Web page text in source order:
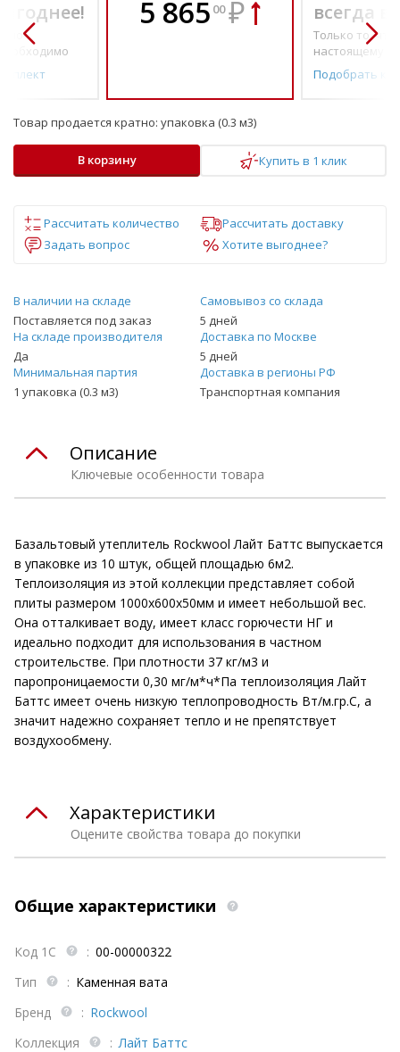
по-
5 865 00 ₽
всегда
Только то, что
настоящему
Подобрать
Товар продается кратно: упаковка (0.3 м3)
В корзину Купить в 1 клик
Рассчитать количество
Рассчитать доставку
Задать вопрос
Хотите выгоднее?
В наличии на складе
Поставляется под заказ
Самовывоз со склада
5 дней
На складе производителя
Да
Доставка по Москве
5 дней
Минимальная партия
1 упаковка (0.3 м3)
Доставка в регионы РФ
Транспортная компания
Ключевые особенности товара
Описание
Базальтовый утеплитель Rockwool Лайт Баттс выпускается
в упаковке из 10 штук, общей площадью 6м2.
Теплоизоляция из этой коллекции представляет собой
плиты размером 1000х600х50мм и имеет небольшой вес.
Она отталкивает воду, имеет класс горючести НГ и
идеально подходит для использования в частном
строительстве. При плотности 37 кг/м3 и
паропроницаемости 0,30 мг/м*ч*Па теплоизоляция Лайт
Баттс имеет очень низкую теплопроводность Вт/м.гр.С, а
значит надежно сохраняет тепло и не препятствует
воздухообмену.
Оцените свойства товара до покупки
Характеристики
Общие характеристики
Код 1С : 00-00000322
Тип
: Каменная вата
Бренд
: Rockwool
Коллекция
: Лайт Баттс